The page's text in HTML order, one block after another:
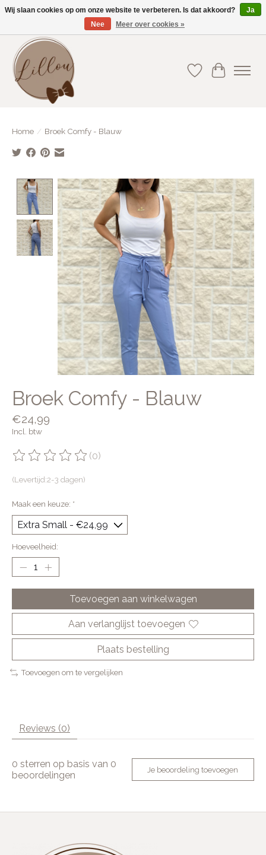
Gratis verzending vanaf €75(BE) en €100(NL)
Verlanglijst
Home / Broek Comfy - Blauw
Product image slideshow Items
Broek Comfy - Blauw
€24,99
Incl. btw
De beoordeling van dit product is
(0)
(Levertijd:2-3 dagen)
Maak een keuze: *
Hoeveelheid:
Toevoegen aan winkelwagen
Aan verlanglijst toevoegen
Plaats bestelling
Toevoegen om te vergelijken
Reviews (0)
0 sterren op basis van 0
beoordelingen
Je beoordeling toevoegen
Wij slaan cookies op om onze website te verbeteren. Is dat akkoord?
Ja
Nee
Meer over cookies »